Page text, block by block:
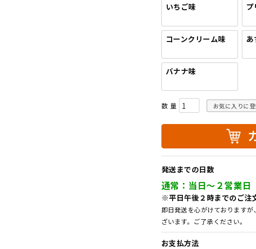
いちご味 プ
コーンクリーム味 あ
バナナ味
お気に入りに
発送までの日数
通常：当日～２営業日
※平日午後２時までのご注
即日発送を心がけております
ざいます。ご了承ください。
お支払方法